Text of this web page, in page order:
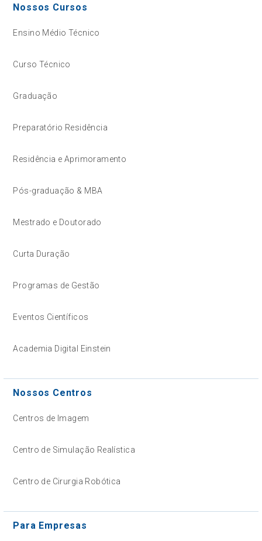
Nossos Cursos
Ensino Médio Técnico
Curso Técnico
Graduação
Preparatório Residência
Residência e Aprimoramento
Pós-graduação & MBA
Mestrado e Doutorado
Curta Duração
Programas de Gestão
Eventos Científicos
Academia Digital Einstein
Nossos Centros
Centros de Imagem
Centro de Simulação Realística
Centro de Cirurgia Robótica
Para Empresas